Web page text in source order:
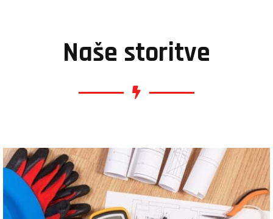
Naše storitve